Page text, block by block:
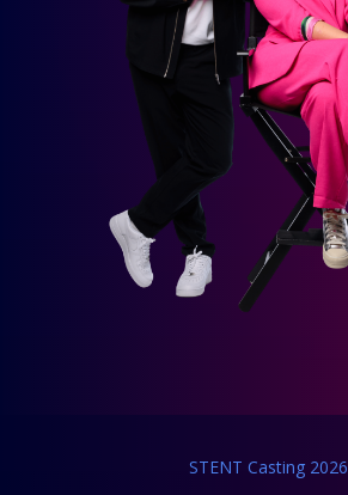
STENT Casting 2026